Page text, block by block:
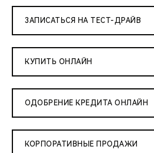
ЗАПИСАТЬСЯ НА ТЕСТ-ДРАЙВ
КУПИТЬ ОНЛАЙН
ОДОБРЕНИЕ КРЕДИТА ОНЛАЙН
КОРПОРАТИВНЫЕ ПРОДАЖИ